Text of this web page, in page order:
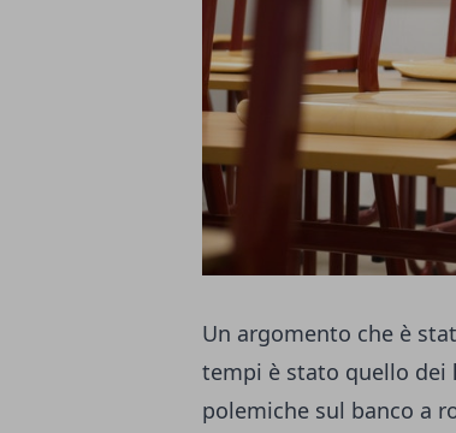
Un argomento che è
tempi è stato quello dei
polemiche sul banco a